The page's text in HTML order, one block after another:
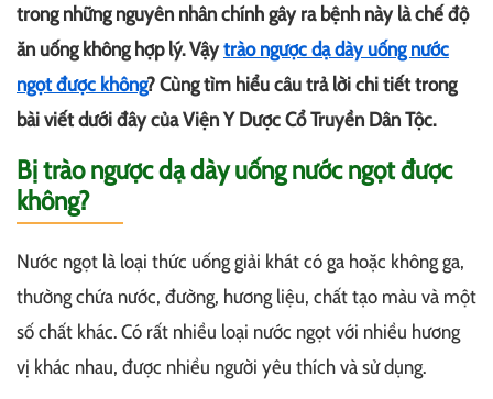
trong những nguyên nhân chính gây ra bệnh này là chế độ
ăn uống không hợp lý. Vậytrào ngược dạ dày uống nước
ngọt được không? Cùng tìm hiểu câu trả lời chi tiết trong
bài viết dưới đây của Viện Y Dược Cổ Truyền Dân Tộc.
Bị trào ngược dạ dày uống nước ngọt được
không?
Nước ngọt là loại thức uống giải khát có ga hoặc không ga,
thường chứa nước, đường, hương liệu, chất tạo màu và một
số chất khác. Có rất nhiều loại nước ngọt với nhiều hương
vị khác nhau, được nhiều người yêu thích và sử dụng.